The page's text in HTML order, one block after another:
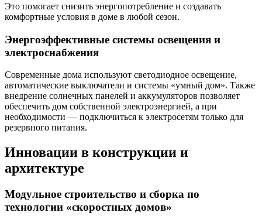
Это помогает снизить энергопотребление и создавать
комфортные условия в доме в любой сезон.
Энергоэффективные системы освещения и
электроснабжения
Современные дома используют светодиодное освещение,
автоматические выключатели и системы «умный дом». Также
внедрение солнечных панелей и аккумуляторов позволяет
обеспечить дом собственной электроэнергией, а при
необходимости — подключиться к электросетям только для
резервного питания.
Инновации в конструкции и
архитектуре
Модульное строительство и сборка по
технологии «скоростных домов»